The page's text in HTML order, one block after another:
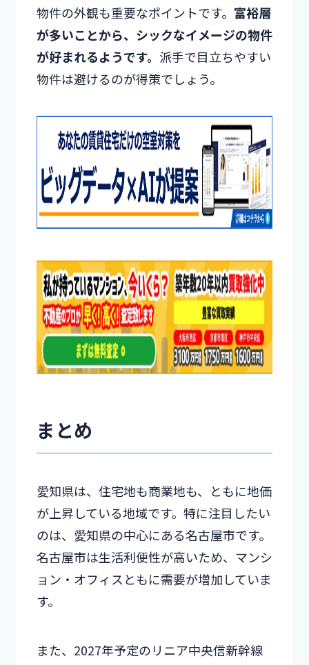
物件の外観も重要なポイントです。 富裕層
が多いことから、シックなイメージの物件
が好まれるようです。 派手で目立ちやすい
物件は避けるのが得策でしょう。
まとめ
愛知県は、住宅地も商業地も、ともに地価
が上昇している地域です。特に注目したい
のは、愛知県の中心にある名古屋市です。
名古屋市は生活利便性が高いため、マンシ
ョン・オフィスともに需要が増加していま
す。
また、2027年予定のリニア中央信新幹線